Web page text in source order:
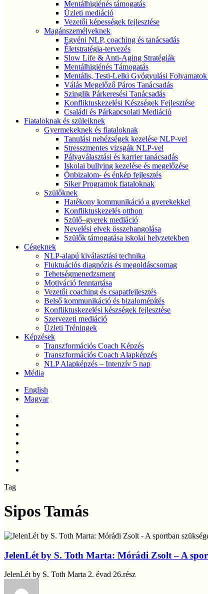
Mentálhigiénés támogatás
Üzleti mediáció
Vezetői képességek fejlesztése
Magánszemélyeknek
Egyéni NLP, coaching és tanácsadás
Életstratégia-tervezés
Slow Life & Anti-Aging Stratégiák
Mentálhigiénés Támogatás
Mentális, Testi-Lelki Gyógyulási Folyamatok
Válás Megelőző Páros Tanácsadás
Szinglik Párkeresési Tanácsadás
Konfliktuskezelési Készségek Fejlesztése
Családi és Párkapcsolati Mediáció
Fiataloknak és szüleiknek
Gyermekeknek és fiataloknak
Tanulási nehézségek kezelése NLP-vel
Stresszmentes vizsgák NLP-vel
Pályaválasztási és karrier tanácsadás
Iskolai bullying kezelése és megelőzése
Önbizalom- és énkép fejlesztés
Siker Programok fiataloknak
Szülőknek
Hatékony kommunikáció a gyerekekkel
Konfliktuskezelés otthon
Szülő–gyerek mediáció
Nevelési elvek összehangolása
Szülők támogatása iskolai helyzetekben
Cégeknek
NLP-alapú kiválasztási technika
Fluktuációs diagnózis és megoldáscsomag
Tehetségmenedzsment
Motiváció fenntartása
Vezetői coaching és csapatfejlesztés
Belső kommunikáció és bizalomépítés
Konfliktuskezelési készségek fejlesztése
Szervezeti mediáció
Üzleti Tréningek
Képzések
Transzformációs Coach Képzés
Transzformációs Coach Alapképzés
NLP Alapképzés – Intenzív 5 nap
Média
English
Magyar
Tag
Sipos Tamás
JelenLét
S.
Toth
Marta:
Mórádi
Zsolt
JelenLét by S. Toth Marta: Mórádi Zsolt – A
JelenLét by S. Toth Marta 2. évad 26.rész